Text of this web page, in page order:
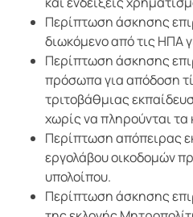
Περίπτωση άσκησης
διωκόμενο από τις ΗΠΑ
Περίπτωση άσκησης
πρόσωπα για απόδοση
τριτοβάθμιας
χωρίς να πληρούνται τα
Περίπτωση απόπειρας
εργολάβου οικοδομών
υπολοίπου.
Περίπτωση άσκησης